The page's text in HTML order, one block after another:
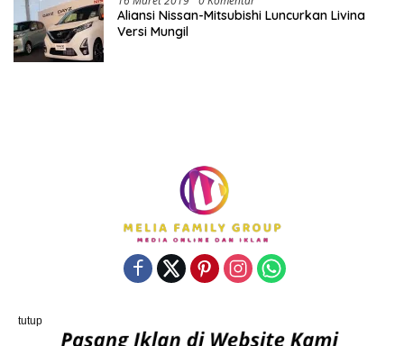
Aliansi Nissan-Mitsubishi Luncurkan Livina
Versi Mungil
Powered By porostengah.com | Support By PT. Melia Family
Group
tutup